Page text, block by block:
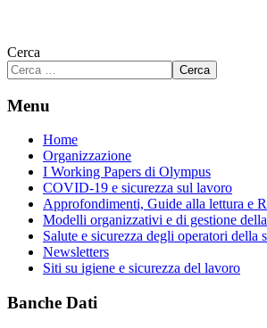
Cerca
Cerca
Menu
Home
Organizzazione
I Working Papers di Olympus
COVID-19 e sicurezza sul lavoro
Approfondimenti, Guide alla lettura e
Modelli organizzativi e di gestione
Salute e sicurezza degli operatori della
Newsletters
Siti su igiene e sicurezza del lavoro
Banche Dati